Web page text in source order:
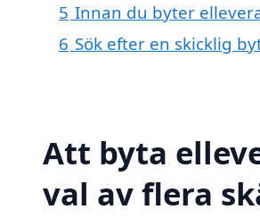
5 Innan du byter
6 Sök efter en skicklig
Att byta
val av flera